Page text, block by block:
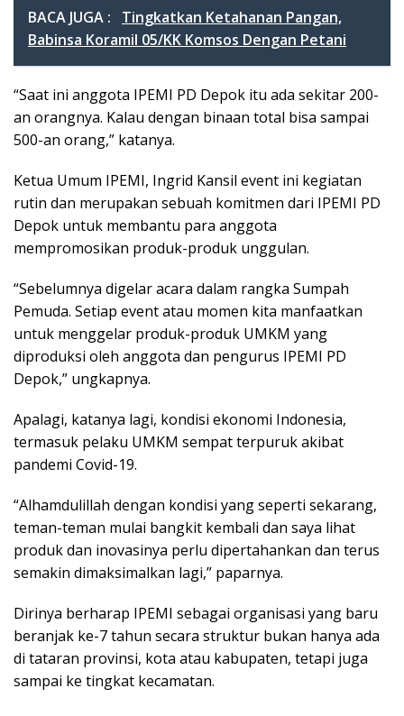
BACA JUGA :
Tingkatkan Ketahanan Pangan,
Babinsa Koramil 05/KK Komsos Dengan Petani
“Saat ini anggota IPEMI PD Depok itu ada sekitar 200-
an orangnya. Kalau dengan binaan total bisa sampai
500-an orang,” katanya.
Ketua Umum IPEMI, Ingrid Kansil event ini kegiatan
rutin dan merupakan sebuah komitmen dari IPEMI PD
Depok untuk membantu para anggota
mempromosikan produk-produk unggulan.
“Sebelumnya digelar acara dalam rangka Sumpah
Pemuda. Setiap event atau momen kita manfaatkan
untuk menggelar produk-produk UMKM yang
diproduksi oleh anggota dan pengurus IPEMI PD
Depok,” ungkapnya.
Apalagi, katanya lagi, kondisi ekonomi Indonesia,
termasuk pelaku UMKM sempat terpuruk akibat
pandemi Covid-19.
“Alhamdulillah dengan kondisi yang seperti sekarang,
teman-teman mulai bangkit kembali dan saya lihat
produk dan inovasinya perlu dipertahankan dan terus
semakin dimaksimalkan lagi,” paparnya.
Dirinya berharap IPEMI sebagai organisasi yang baru
beranjak ke-7 tahun secara struktur bukan hanya ada
di tataran provinsi, kota atau kabupaten, tetapi juga
sampai ke tingkat kecamatan.